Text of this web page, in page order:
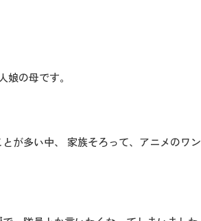
娘の母です。
が多い中、 家族そろって、アニメのワ